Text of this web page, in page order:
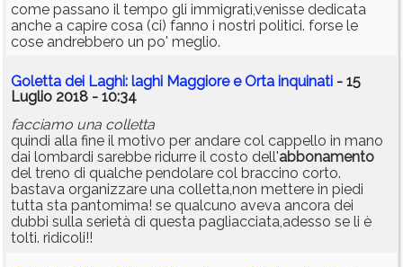
come passano il tempo gli immigrati,venisse dedicata
anche a capire cosa (ci) fanno i nostri politici. forse le
cose andrebbero un po' meglio.
Goletta dei Laghi: laghi Maggiore e Orta inquinati - 15
Luglio 2018 - 10:34
facciamo una colletta
quindi alla fine il motivo per andare col cappello in mano
dai lombardi sarebbe ridurre il costo dell'abbonamento
del treno di qualche pendolare col braccino corto.
bastava organizzare una colletta,non mettere in piedi
tutta sta pantomima! se qualcuno aveva ancora dei
dubbi sulla serietà di questa pagliacciata,adesso se li è
tolti. ridicoli!!